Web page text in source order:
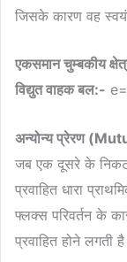
जिसके कारण वह
एकसमान चुम्बकीय
विद्युत वाहक बल:-
अन्योन्य प्रेरण
जब एक दूसरे के
प्रवाहित धारा
फ्लक्स परिवर्तन के
प्रवाहित होने लगती